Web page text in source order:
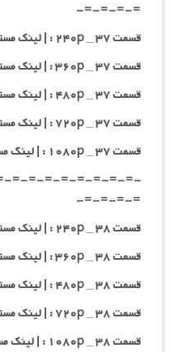
=-=-=-=-
قسمت ۳۷ _ ۲۴۰p : | لینک مستقیم |دوبله فارسی
قسمت ۳۷ _ ۳۶۰p : | لینک مستقیم |دوبله فارسی
قسمت ۳۷ _ ۴۸۰p : | لینک مستقیم |دوبله فارسی
قسمت ۳۷ _ ۷۲۰p : | لینک مستقیم |دوبله فارسی
قسمت ۳۷ _ ۱۰۸۰p : | لینک مستقیم | دوبله فارسی
=-=-=-=-=-=-=-=-
=-=-=-=-
قسمت ۳۸ _ ۲۴۰p : | لینک مستقیم |دوبله فارسی
قسمت ۳۸ _ ۳۶۰p : | لینک مستقیم |دوبله فارسی
قسمت ۳۸ _ ۴۸۰p : | لینک مستقیم |دوبله فارسی
قسمت ۳۸ _ ۷۲۰p : | لینک مستقیم |دوبله فارسی
قسمت ۳۸ _ ۱۰۸۰p : | لینک مستقیم | دوبله فارسی